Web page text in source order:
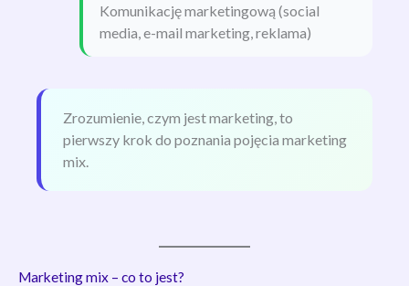
Komunikację marketingową (social
media, e-mail marketing, reklama)
Zrozumienie, czym jest marketing, to
pierwszy krok do poznania pojęcia marketing
mix.
Marketing mix – co to jest?